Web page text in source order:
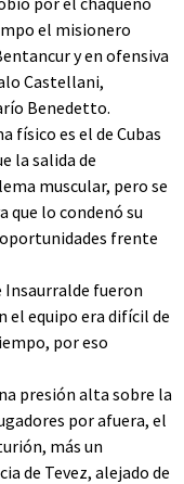
el misionero
y en ofensiva
Castellani,
Benedetto.
físico es el de Cubas
la salida de
muscular, pero se
que lo condenó su
frente
Insaurralde fueron
el equipo era difícil de
por eso
presión alta sobre la
por afuera, el
más un
de Tevez, alejado de